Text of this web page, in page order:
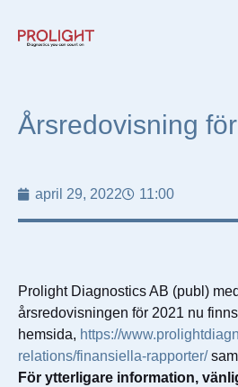
Årsredovisning
april 29, 2022 11:00
Prolight Diagnostics AB (publ)
årsredovisningen för 2021 nu
hemsida, https://
relations/finansiella-rapporter/
För ytterligare information,